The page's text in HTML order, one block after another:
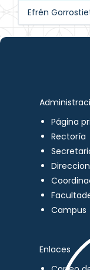
Efrén
Página
Rectoría
Campus
Enlaces